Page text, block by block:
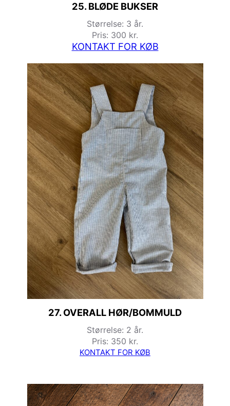
25. BLØDE BUKSER
Størrelse: 3 år.
Pris: 300 kr.
KONTAKT FOR KØB
27. OVERALL HØR/BOMMULD
Størrelse: 2 år.
Pris: 350 kr.
KONTAKT FOR KØB